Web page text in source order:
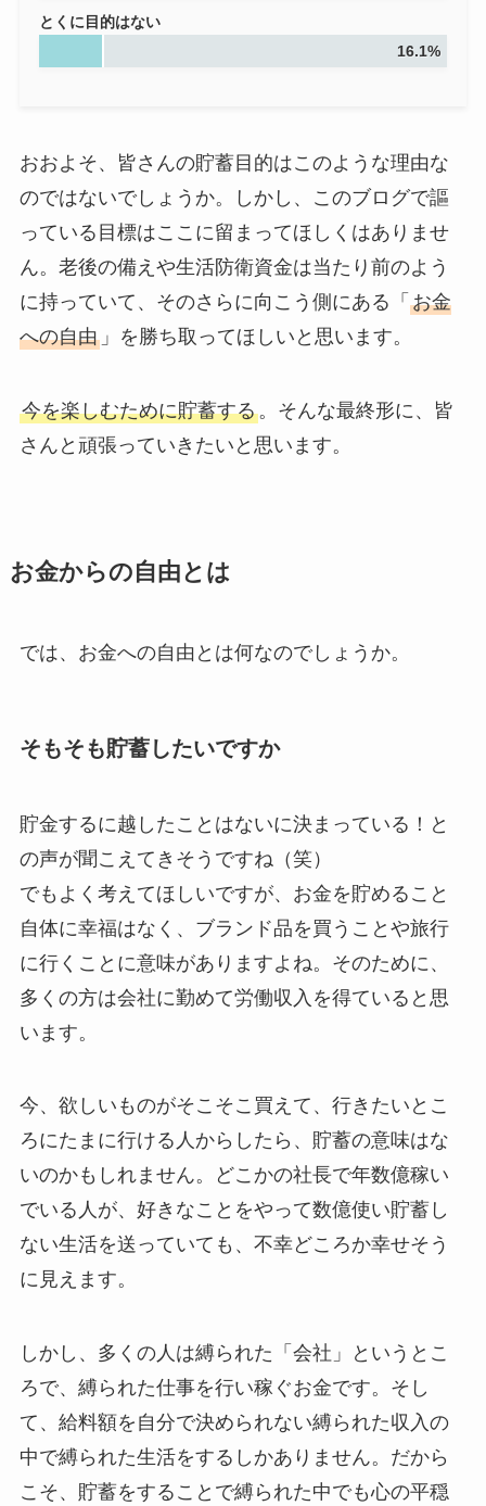
とくに目的はない
16.1%
おおよそ、皆さんの貯蓄目的はこのような理由な
のではないでしょうか。しかし、このブログで謳
っている目標はここに留まってほしくはありませ
ん。老後の備えや生活防衛資金は当たり前のよう
に持っていて、そのさらに向こう側にある「 お金
への自由」を勝ち取ってほしいと思います。
今を楽しむために貯蓄する。そんな最終形に、皆
さんと頑張っていきたいと思います。
お金からの自由とは
では、お金への自由とは何なのでしょうか。
そもそも貯蓄したいですか
貯金するに越したことはないに決まっている！と
の声が聞こえてきそうですね（笑）
でもよく考えてほしいですが、お金を貯めること
自体に幸福はなく、ブランド品を買うことや旅行
に行くことに意味がありますよね。そのために、
多くの方は会社に勤めて労働収入を得ていると思
います。
今、欲しいものがそこそこ買えて、行きたいとこ
ろにたまに行ける人からしたら、貯蓄の意味はな
いのかもしれません。どこかの社長で年数億稼い
でいる人が、好きなことをやって数億使い貯蓄し
ない生活を送っていても、不幸どころか幸せそう
に見えます。
しかし、多くの人は縛られた「会社」というとこ
ろで、縛られた仕事を行い稼ぐお金です。そし
て、給料額を自分で決められない縛られた収入の
中で縛られた生活をするしかありません。だから
こそ、貯蓄をすることで縛られた中でも心の平穏